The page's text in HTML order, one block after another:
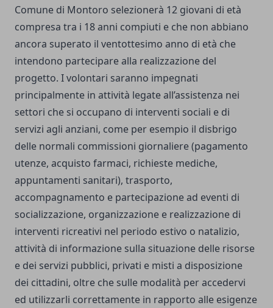
Comune di Montoro selezionerà 12 giovani di età
compresa tra i 18 anni compiuti e che non abbiano
ancora superato il ventottesimo anno di età che
intendono partecipare alla realizzazione del
progetto. I volontari saranno impegnati
principalmente in attività legate all’assistenza nei
settori che si occupano di interventi sociali e di
servizi agli anziani, come per esempio il disbrigo
delle normali commissioni giornaliere (pagamento
utenze, acquisto farmaci, richieste mediche,
appuntamenti sanitari), trasporto,
accompagnamento e partecipazione ad eventi di
socializzazione, organizzazione e realizzazione di
interventi ricreativi nel periodo estivo o natalizio,
attività di informazione sulla situazione delle risorse
e dei servizi pubblici, privati e misti a disposizione
dei cittadini, oltre che sulle modalità per accedervi
ed utilizzarli correttamente in rapporto alle esigenze